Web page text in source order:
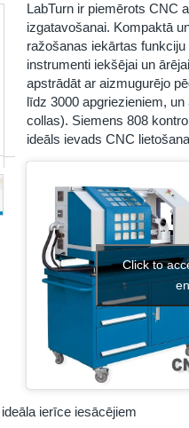
LabTurn ir piemērots CNC
izgatavošanai. Kompaktā
ražošanas iekārtas
instrumenti iekšējai un
apstrādāt ar aizmugurējo
līdz 3000 apgriezieniem,
collas). Siemens 808
ideāls ievads CNC
Click to
ierīce iesācējiem